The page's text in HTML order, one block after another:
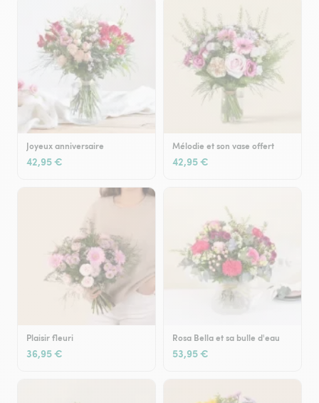
Joyeux anniversaire
42,95 €
Mélodie et son vase offert
42,95 €
Plaisir fleuri
36,95 €
Rosa Bella et sa bulle d'eau
53,95 €